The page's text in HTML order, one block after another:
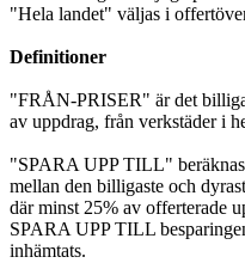
"Hela landet" väljas i
Definitioner
"FRÅN-PRISER" är det
av uppdrag, från verkstäder i
"SPARA UPP TILL" beräknas
mellan den billigaste och
där minst 25% av offerterade
SPARA UPP TILL
inhämtats.